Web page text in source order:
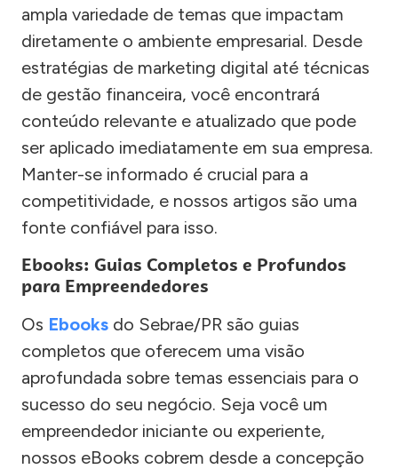
ampla variedade de temas que impactam
diretamente o ambiente empresarial. Desde
estratégias de marketing digital até técnicas
de gestão financeira, você encontrará
conteúdo relevante e atualizado que pode
ser aplicado imediatamente em sua empresa.
Manter-se informado é crucial para a
competitividade, e nossos artigos são uma
fonte confiável para isso.
Ebooks: Guias Completos e Profundos
para Empreendedores
Os Ebooks do Sebrae/PR são guias
completos que oferecem uma visão
aprofundada sobre temas essenciais para o
sucesso do seu negócio. Seja você um
empreendedor iniciante ou experiente,
nossos eBooks cobrem desde a concepção